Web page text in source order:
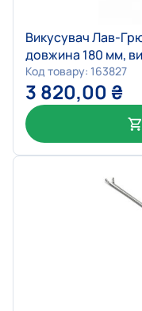
Викусувач Лав-
довжина 180 мм,
Код товару: 163827
3 820,00 ₴